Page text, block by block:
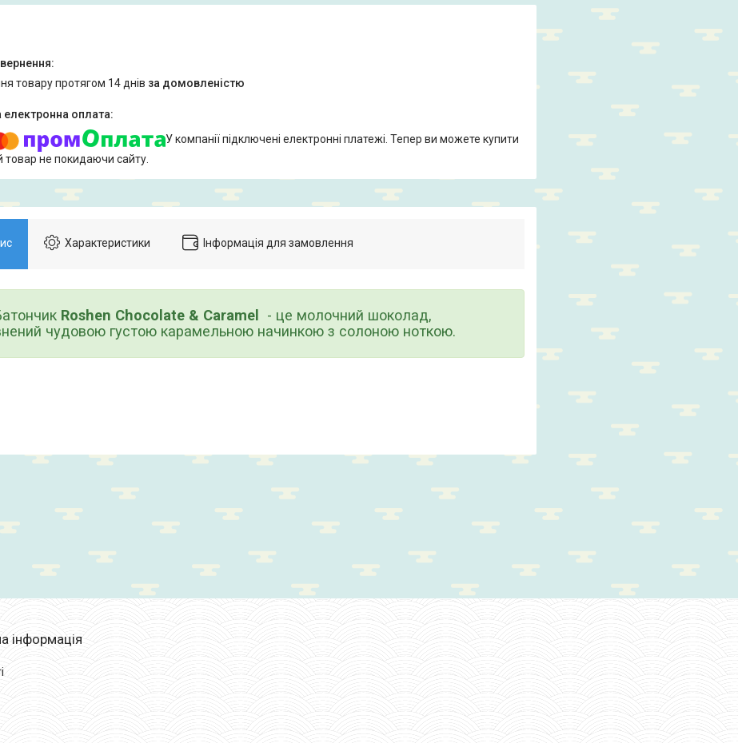
товару протягом 14 днів за домовленістю
У компанії підключені електронні платежі. Тепер ви можете купити
товар не покидаючи сайту.
Характеристики Інформація для замовлення
Roshen Chocolate & Caramel
- це молочний шоколад,
чудовою густою карамельною начинкою з солоною ноткою.
інформація